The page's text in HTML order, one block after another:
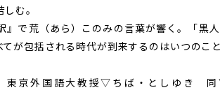
む。
で荒（あら）このみの言葉が響く。「黒
が包括される時代が到来するのはいつのこと
東京外国語大教授▽ちば・としゆき